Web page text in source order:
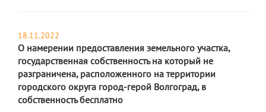
18.11.2022
О намерении предоставления земельного участка,
государственная собственность на который не
разграничена, расположенного на территории
городского округа город-герой Волгоград, в
собственность бесплатно